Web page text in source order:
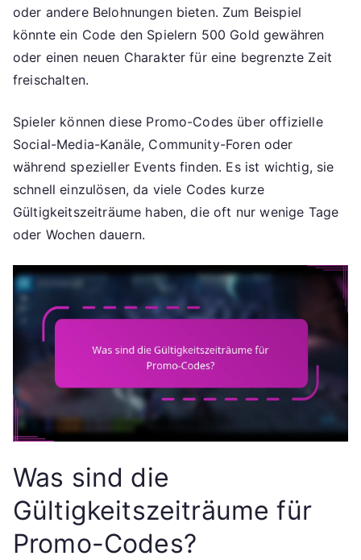
oder andere Belohnungen bieten. Zum Beispiel
könnte ein Code den Spielern 500 Gold gewähren
oder einen neuen Charakter für eine begrenzte Zeit
freischalten.
Spieler können diese Promo-Codes über offizielle
Social-Media-Kanäle, Community-Foren oder
während spezieller Events finden. Es ist wichtig, sie
schnell einzulösen, da viele Codes kurze
Gültigkeitszeiträume haben, die oft nur wenige Tage
oder Wochen dauern.
Was sind die
Gültigkeitszeiträume für
Promo-Codes?